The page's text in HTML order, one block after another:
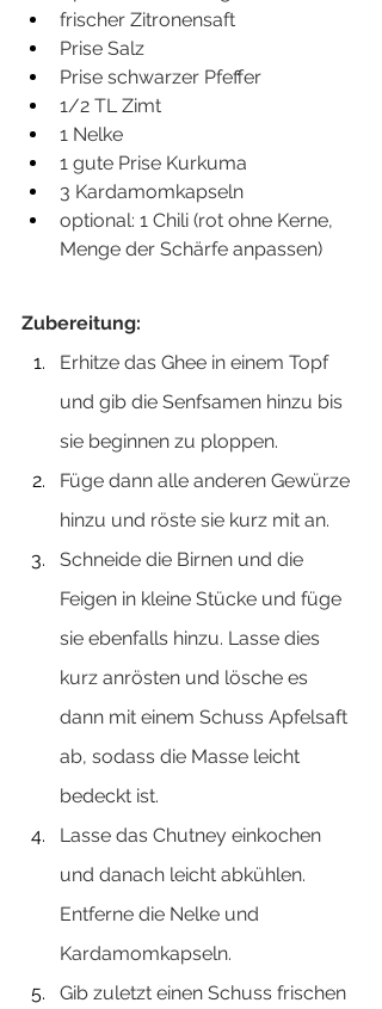
frischer Zitronensaft
Prise Salz
Prise schwarzer Pfeffer
1/2 TL Zimt
1 Nelke
1 gute Prise Kurkuma
3 Kardamomkapseln
optional: 1 Chili (rot ohne Kerne,
Menge der Schärfe anpassen)
Zubereitung:
Erhitze das Ghee in einem Topf
und gib die Senfsamen hinzu bis
sie beginnen zu ploppen.
Füge dann alle anderen Gewürze
hinzu und röste sie kurz mit an.
Schneide die Birnen und die
Feigen in kleine Stücke und füge
sie ebenfalls hinzu. Lasse dies
kurz anrösten und lösche es
dann mit einem Schuss Apfelsaft
ab, sodass die Masse leicht
bedeckt ist.
Lasse das Chutney einkochen
und danach leicht abkühlen.
Entferne die Nelke und
Kardamomkapseln.
Gib zuletzt einen Schuss frischen